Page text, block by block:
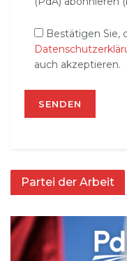
Bestätigen Sie,
auch akzeptieren.
Partei der Arbeit